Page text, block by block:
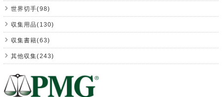
世界切手(98)
収集用品(130)
収集書籍(63)
其他収集(243)